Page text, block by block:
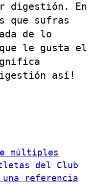
digestión. En
que sufras
de lo
le gusta el
así!
múltiples
del Club
referencia